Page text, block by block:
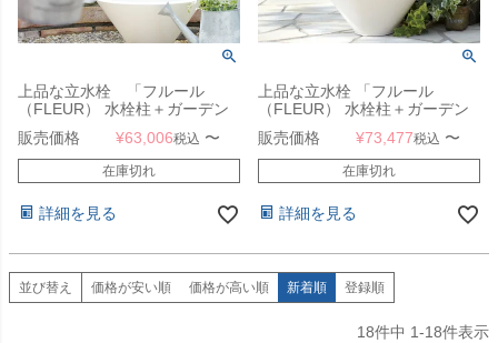
上品な立水栓 「フルール
（FLEUR） 水栓柱＋ガーデン
パン＋蛇口1個セット」
販売価格 ¥63,006税込 〜
在庫切れ
詳細を見る
上品な立水栓 「フルール
（FLEUR） 水栓柱＋ガーデン
パン＋蛇口2個セット」
販売価格 ¥73,477税込 〜
在庫切れ
詳細を見る
並び替え 価格が安い順 価格が高い順 新着順 登録順
18件中 1-18件表示